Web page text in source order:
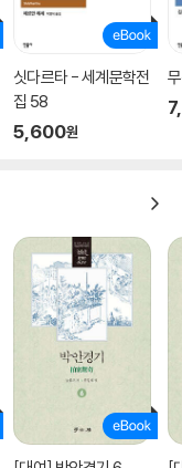
싯다르타 - 세계문학전
집 58
5,600원